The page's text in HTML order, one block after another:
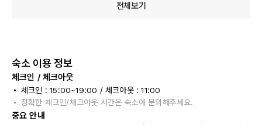
전체보기
숙소 이용 정보
체크인 / 체크아웃
체크인 : 15:00~19:00 / 체크아웃 : 11:00
정확한 체크인/체크아웃 시간은 숙소에 문의해주세요.
중요 안내